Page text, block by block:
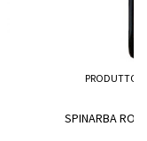
SPINARBA